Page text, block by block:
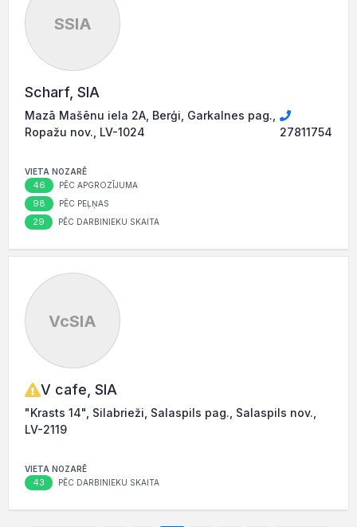
SSIA
Scharf, SIA
Mazā Mašēnu iela 2A, Berģi, Garkalnes pag.,
Ropažu nov., LV-1024
27811754
VIETA NOZARĒ
46 PĒC APGROZĪJUMA
98 PĒC PEĻŅAS
29 PĒC DARBINIEKU SKAITA
VcSIA
V cafe, SIA
"Krasts 14", Silabrieži, Salaspils pag., Salaspils nov.,
LV-2119
VIETA NOZARĒ
43 PĒC DARBINIEKU SKAITA